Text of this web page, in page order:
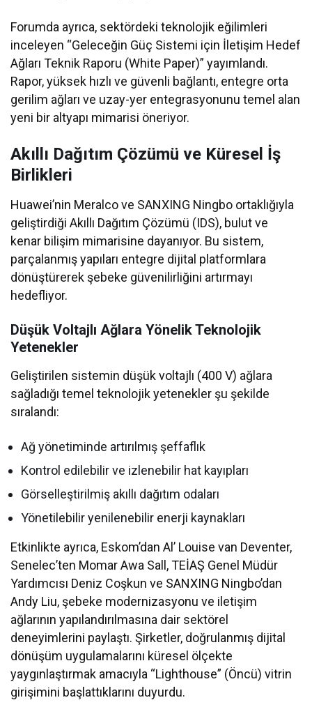
Forumda ayrıca, sektördeki teknolojik eğilimleri
inceleyen “Geleceğin Güç Sistemi için İletişim Hedef
Ağları Teknik Raporu (White Paper)” yayımlandı.
Rapor, yüksek hızlı ve güvenli bağlantı, entegre orta
gerilim ağları ve uzay-yer entegrasyonunu temel alan
yeni bir altyapı mimarisi öneriyor.
Akıllı Dağıtım Çözümü ve Küresel İş
Birlikleri
Huawei’nin Meralco ve SANXING Ningbo ortaklığıyla
geliştirdiği Akıllı Dağıtım Çözümü (IDS), bulut ve
kenar bilişim mimarisine dayanıyor. Bu sistem,
parçalanmış yapıları entegre dijital platformlara
dönüştürerek şebeke güvenilirliğini artırmayı
hedefliyor.
Düşük Voltajlı Ağlara Yönelik Teknolojik
Yetenekler
Geliştirilen sistemin düşük voltajlı (400 V) ağlara
sağladığı temel teknolojik yetenekler şu şekilde
sıralandı:
Ağ yönetiminde artırılmış şeffaflık
Kontrol edilebilir ve izlenebilir hat kayıpları
Görselleştirilmiş akıllı dağıtım odaları
Yönetilebilir yenilenebilir enerji kaynakları
Etkinlikte ayrıca, Eskom’dan Al’ Louise van Deventer,
Senelec’ten Momar Awa Sall, TEİAŞ Genel Müdür
Yardımcısı Deniz Coşkun ve SANXING Ningbo’dan
Andy Liu, şebeke modernizasyonu ve iletişim
ağlarının yapılandırılmasına dair sektörel
deneyimlerini paylaştı. Şirketler, doğrulanmış dijital
dönüşüm uygulamalarını küresel ölçekte
yaygınlaştırmak amacıyla “Lighthouse” (Öncü) vitrin
girişimini başlattıklarını duyurdu.